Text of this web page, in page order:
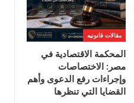
مقالات قانونيه
المحكمة الاقتصادية في
مصر: الاختصاصات
وإجراءات رفع الدعوى وأهم
القضايا التي تنظرها